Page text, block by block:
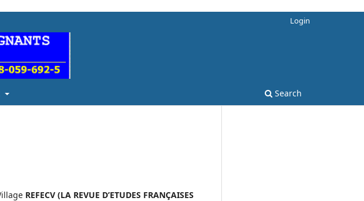
Search
Login
REFECV (LA REVUE D’ETUDES FRANÇAISES